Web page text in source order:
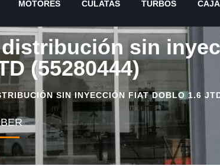
MOTORES CULATAS TURBOS
sin
(55280444)
SIN INYECCIÓN FIAT DOBLO 1.6